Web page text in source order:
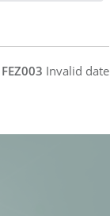
FEZ003 Invalid date